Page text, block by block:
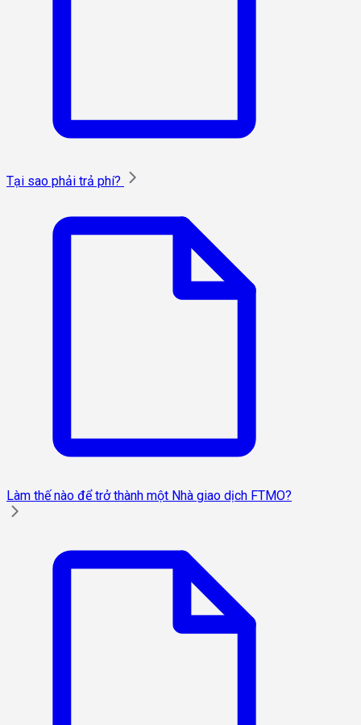
Tại sao phải trả phí?
Làm thế nào để trở thành một Nhà giao dịch FTMO?